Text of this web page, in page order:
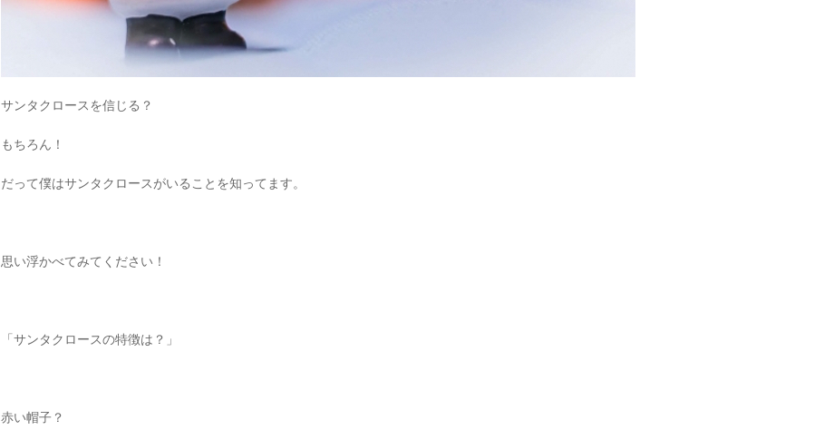
サンタクロースを信じる？
もちろん！
だって僕はサンタクロースがいることを知ってます。
思い浮かべてみてください！
「サンタクロースの特徴は？」
赤い帽子？